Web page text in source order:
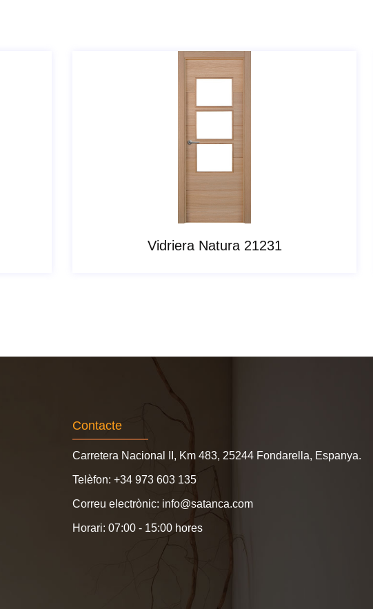
Vidriera Natura 21231
Contacte
Carretera Nacional II, Km 483, 25244 Fondarella, Espanya.
Telèfon: +34 973 603 135
Correu electrònic: info@satanca.com
Horari: 07:00 - 15:00 hores